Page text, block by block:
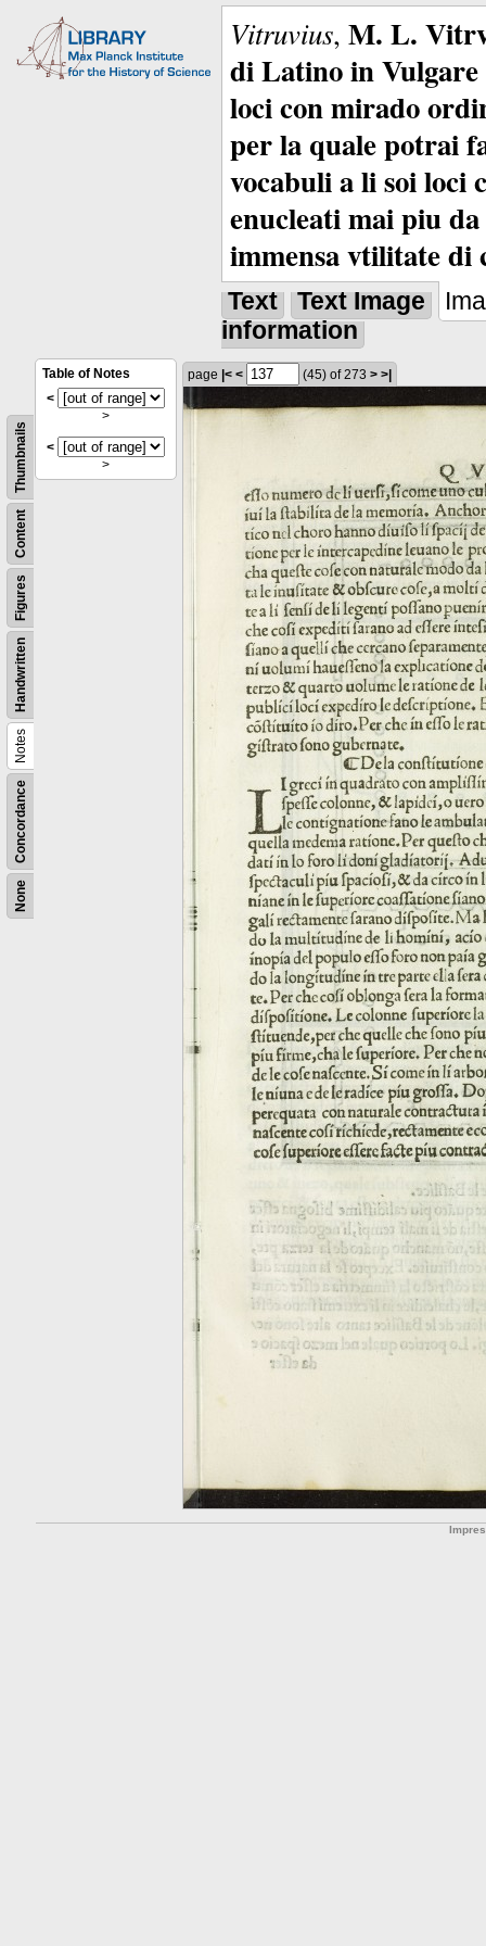
Vitruvius, M. L.
di Latino in Vulgare
loci con mirado
per la quale potrai
vocabuli a li soi loci
enucleati mai piu
immensa vtilitate di
Text Text Image
information
None
Concordance
Notes
Handwritten
Figures
Content
Thumbnails
Table of Notes
<
>
<
>
page |< < (45) of 273 > >|